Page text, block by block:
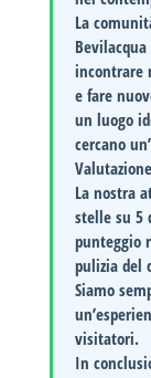
La
Bevilacqua
incontrare
e fare
un luogo
cercano
Valutazione
La nostra
stelle su 5
punteggio
pulizia del
Siamo
visitatori.
In